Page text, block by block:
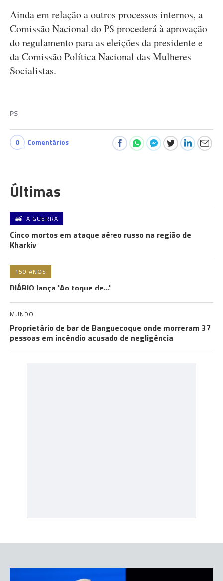
Ainda em relação a outros processos internos, a
Comissão Nacional do PS procederá à aprovação
do regulamento para as eleições da presidente e
da Comissão Política Nacional das Mulheres
Socialistas.
PS
0 Comentários
Últimas
A GUERRA
Cinco mortos em ataque aéreo russo na região de
Kharkiv
150 ANOS
DIÁRIO lança 'Ao toque de...'
MUNDO
Proprietário de bar de Banguecoque onde morreram 37
pessoas em incêndio acusado de negligência